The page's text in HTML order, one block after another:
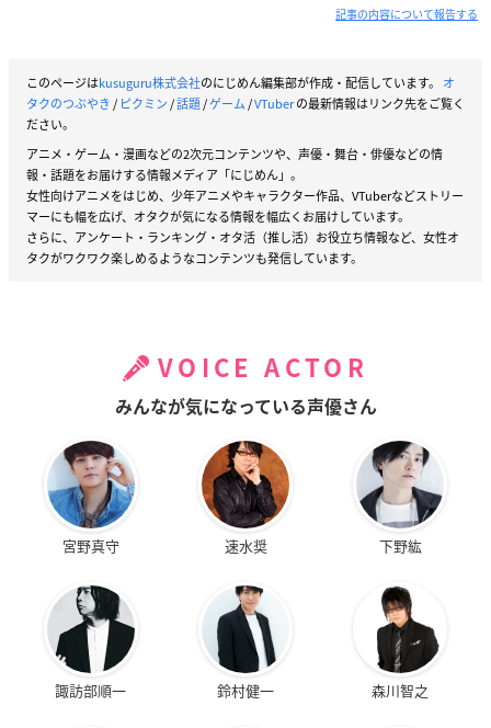
記事の内容について報告する
このページはkusuguru株式会社のにじめん編集部が作成・配信しています。 オ
タクのつぶやき/ ピクミン/話題/ゲーム/VTuberの最新情報はリンク先をご覧く
ださい。
アニメ・ゲーム・漫画などの2次元コンテンツや、声優・舞台・俳優などの情
報・話題をお届けする情報メディア「にじめん」。
女性向けアニメをはじめ、少年アニメやキャラクター作品、VTuberなどストリー
マーにも幅を広げ、オタクが気になる情報を幅広くお届けしています。
さらに、アンケート・ランキング・オタ活（推し活）お役立ち情報など、女性オ
タクがワクワク楽しめるようなコンテンツも発信しています。
VOICE ACTOR
みんなが気になっている声優さん
宮野真守 速水奨 下野紘
諏訪部順一 鈴村健一 森川智之